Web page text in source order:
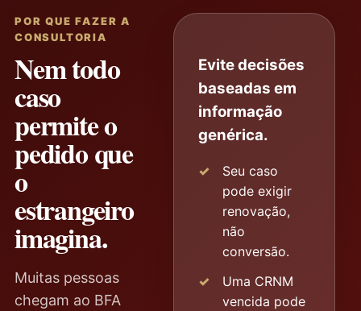
POR QUE FAZER A
CONSULTORIA
Nem todo
caso
permite o
pedido que
o
estrangeiro
imagina.
Muitas pessoas
chegam ao BFA
Evite decisões
baseadas em
informação
genérica.
Seu caso
pode exigir
renovação,
não
conversão.
Uma CRNM
vencida pode